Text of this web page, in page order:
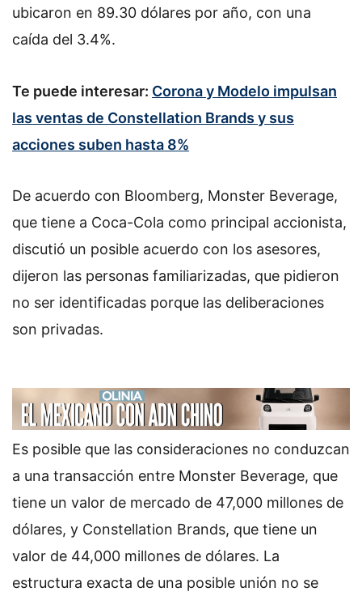
ubicaron en 89.30 dólares por año, con una
caída del 3.4%.
Te puede interesar: Corona y Modelo impulsan
las ventas de Constellation Brands y sus
acciones suben hasta 8%
De acuerdo con Bloomberg, Monster Beverage,
que tiene a Coca-Cola como principal accionista,
discutió un posible acuerdo con los asesores,
dijeron las personas familiarizadas, que pidieron
no ser identificadas porque las deliberaciones
son privadas.
Es posible que las consideraciones no conduzcan
a una transacción entre Monster Beverage, que
tiene un valor de mercado de 47,000 millones de
dólares, y Constellation Brands, que tiene un
valor de 44,000 millones de dólares. La
estructura exacta de una posible unión no se